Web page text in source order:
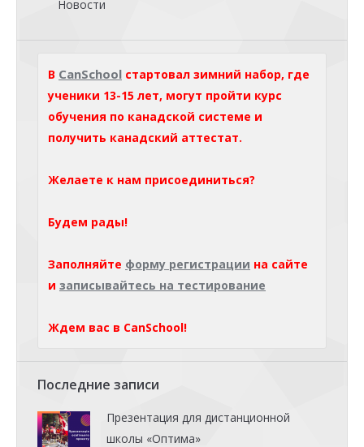
Новости
В CanSchool стартовал зимний набор, где
ученики 13-15 лет, могут пройти курс
обучения по канадской системе и
получить канадский аттестат.
Желаете к нам присоединиться?
Будем рады!
Заполняйте форму регистрации на сайте
и записывайтесь на тестирование
Ждем вас в CanSchool!
Последние записи
Презентация для дистанционной
школы «Оптима»